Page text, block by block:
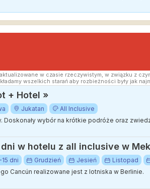
w czasie rzeczywistym, w związku z
wszelkich starań aby rozbieżności były jak
+ Hotel »
Jukatan
All Inclusive
wybór na krótkie podróże oraz
w hotelu z all inclusive w
dni Grudzień Jesień Listopad
Cancún realizowane jest z lotniska w Berlinie.